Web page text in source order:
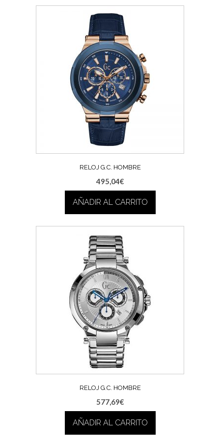
RELOJ G.C. HOMBRE
495,04€
AÑADIR AL CARRITO
RELOJ G.C. HOMBRE
577,69€
AÑADIR AL CARRITO